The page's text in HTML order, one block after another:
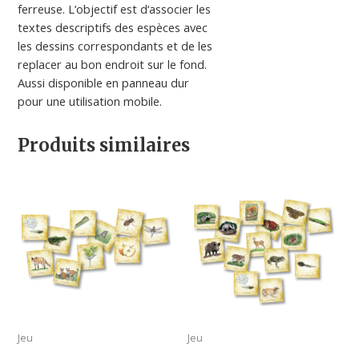
ferreuse. L‘objectif est d‘associer les
textes descriptifs des espèces avec
les dessins correspondants et de les
replacer au bon endroit sur le fond.
Aussi disponible en panneau dur
pour une utilisation mobile.
Produits similaires
Jeu Jeu